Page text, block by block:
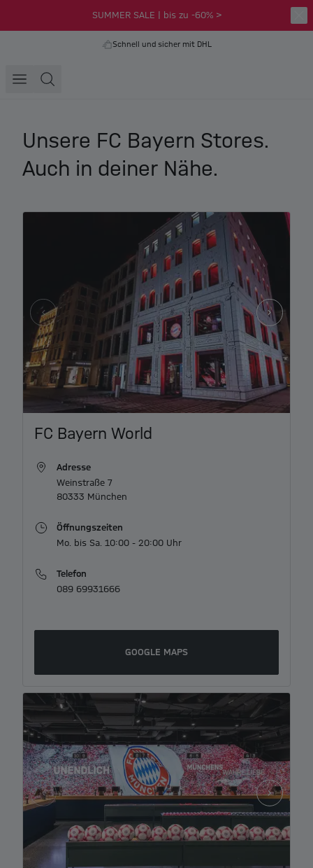
SUMMER SALE | bis zu -60% >
Schnell und sicher mit DHL
Unsere FC Bayern Stores.
Auch in deiner Nähe.
FC Bayern World
Adresse
Weinstraße 7
80333 München
Öffnungszeiten
Mo. bis Sa. 10:00 - 20:00 Uhr
Telefon
089 69931666
GOOGLE MAPS